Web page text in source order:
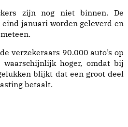
zijn nog niet binnen. De
januari worden geleverd en
verzekeraars 90.000 auto’s op
hoger, omdat bij
blijkt dat een groot deel
betaalt.